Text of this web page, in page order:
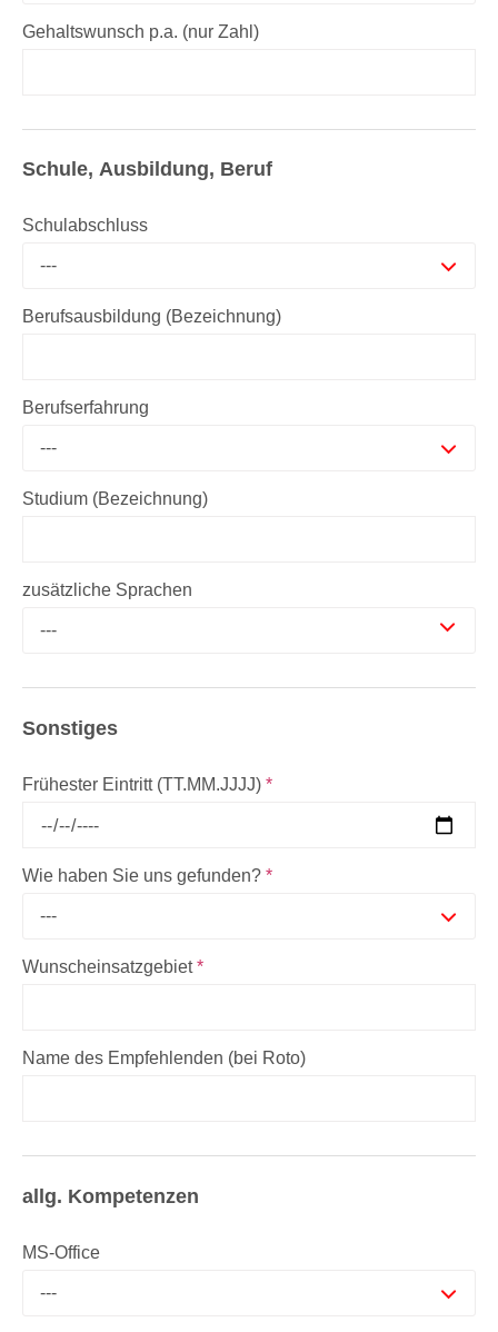
Gehaltswunsch p.a. (nur Zahl)
Schule, Ausbildung, Beruf
Schulabschluss
---
Berufsausbildung (Bezeichnung)
Berufserfahrung
---
Studium (Bezeichnung)
zusätzliche Sprachen
---
Sonstiges
Frühester Eintritt (TT.MM.JJJJ) *
Wie haben Sie uns gefunden? *
---
Wunscheinsatzgebiet*
Name des Empfehlenden (bei Roto)
allg. Kompetenzen
MS-Office
---